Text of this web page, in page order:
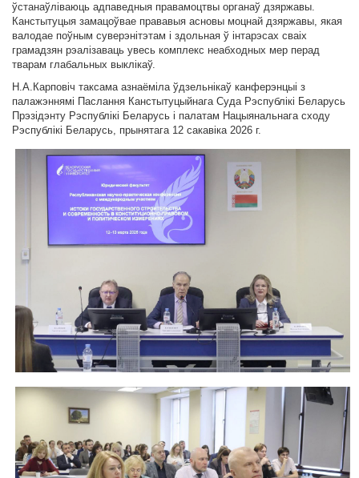
ўстанаўліваюць адпаведныя правамоцтвы органаў дзяржавы.
Канстытуцыя замацоўвае прававыя асновы моцнай дзяржавы, якая
валодае поўным суверэнітэтам і здольная ў інтарэсах сваіх
грамадзян рэалізаваць увесь комплекс неабходных мер перад
тварам глабальных выклікаў.
Н.А.Карповіч таксама азнаёміла ўдзельнікаў канферэнцыі з
палажэннямі Паслання Канстытуцыйнага Суда Рэспублікі Беларусь
Прэзідэнту Рэспублікі Беларусь і палатам Нацыянальнага сходу
Рэспублікі Беларусь, прынятага 12 сакавіка 2026 г.